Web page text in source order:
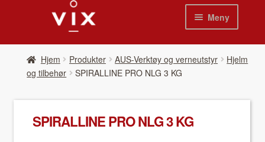
Hopp
til
navigasjon
Hopp
til
innhold
Meny
Hjem
Hjem Pro­duk­ter AUS-Verktøy og verneutstyr
Hjelm
og tilbehør
SPIRALLINE PRO NLG 3 KG
SPIRALLINE PRO NLG 3 KG